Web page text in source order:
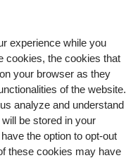
experience while you
cookies, the cookies that
your browser as they
of the website.
analyze and understand
be stored in your
the option to opt-out
these cookies may have